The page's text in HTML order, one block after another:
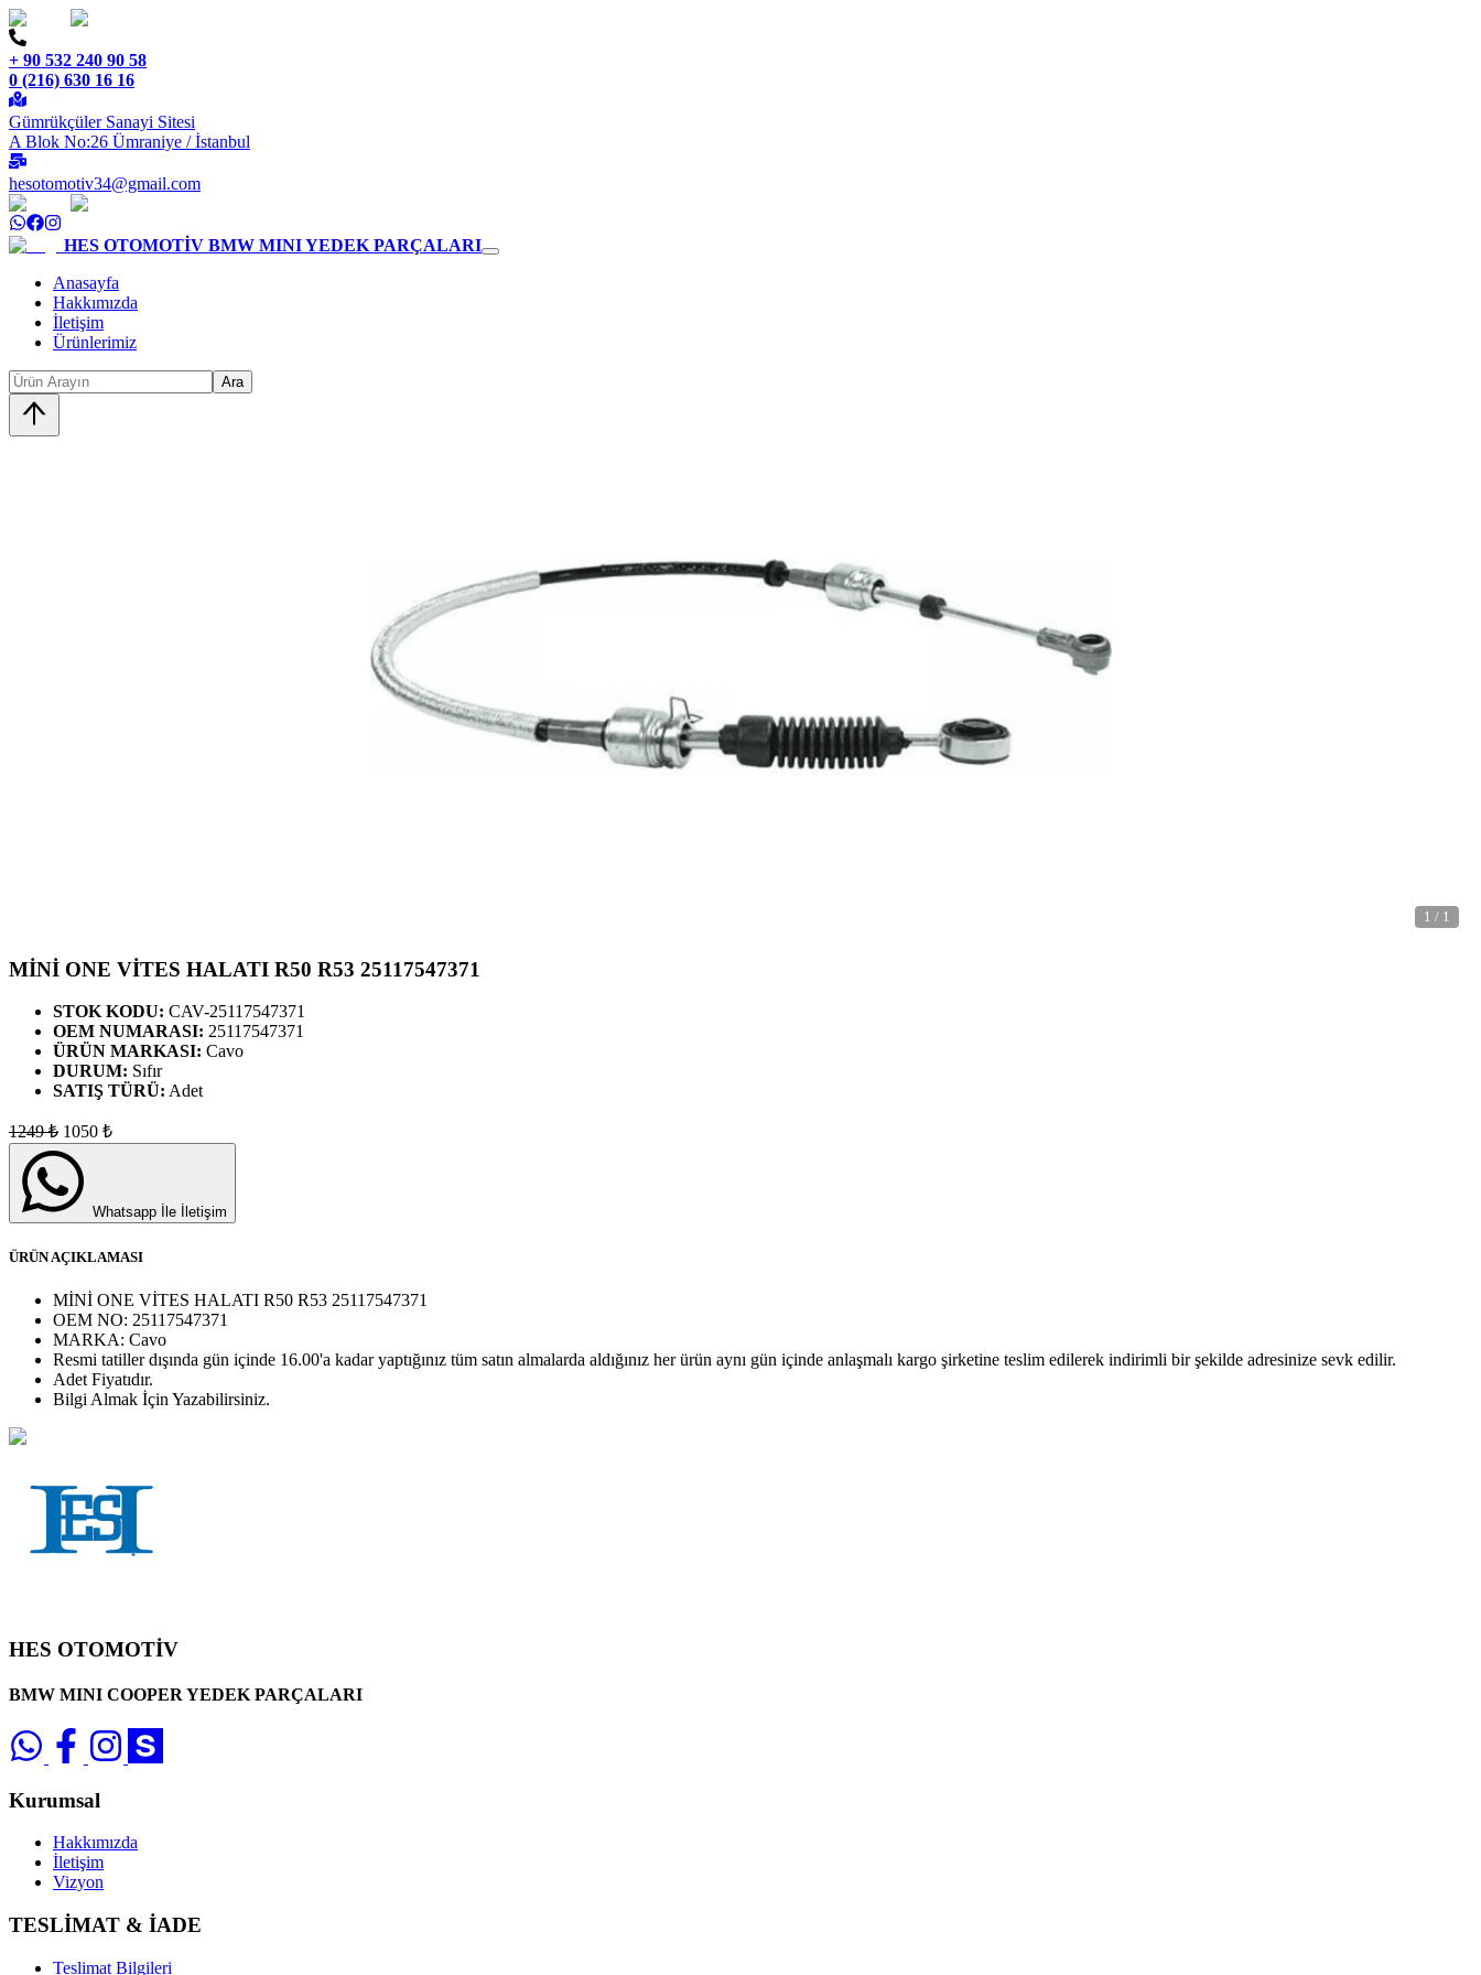
+ 90 532 240 90 58
0 (216) 630 16 16
Gümrükçüler Sanayi Sitesi
A Blok No:26 Ümraniye / İstanbul
hesotomotiv34@gmail.com
HES OTOMOTİV BMW MINI YEDEK PARÇALARI
Anasayfa
Hakkımızda
İletişim
Ürünlerimiz
Ara
1 / 1
MİNİ ONE VİTES HALATI R50 R53 25117547371
STOK KODU: CAV-25117547371
OEM NUMARASI: 25117547371
ÜRÜN MARKASI: Cavo
DURUM: Sıfır
SATIŞ TÜRÜ: Adet
1249₺ 1050 ₺
Whatsapp İle İletişim
ÜRÜN AÇIKLAMASI
MİNİ ONE VİTES HALATI R50 R53 25117547371
OEM NO: 25117547371
MARKA: Cavo
Resmi tatiller dışında gün içinde 16.00'a kadar yaptığınız tüm satın almalarda aldığınız her ürün aynı gün içinde anlaşmalı kargo şirketine teslim edilerek indirimli bir şekilde adresinize sevk edilir.
Adet Fiyatıdır.
Bilgi Almak İçin Yazabilirsiniz.
HES OTOMOTİV
BMW MINI COOPER YEDEK PARÇALARI
Kurumsal
Hakkımızda
İletişim
Vizyon
TESLİMAT & İADE
Teslimat Bilgileri